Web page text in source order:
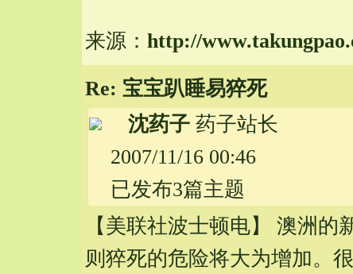
来源： http://www.takungpao.
Re: 宝宝趴睡易猝死
沈药子药子站长
2007/11/16 00:46
已发布3篇主题
【美联社波士顿电】 澳洲
则猝死的危险将大为增加。